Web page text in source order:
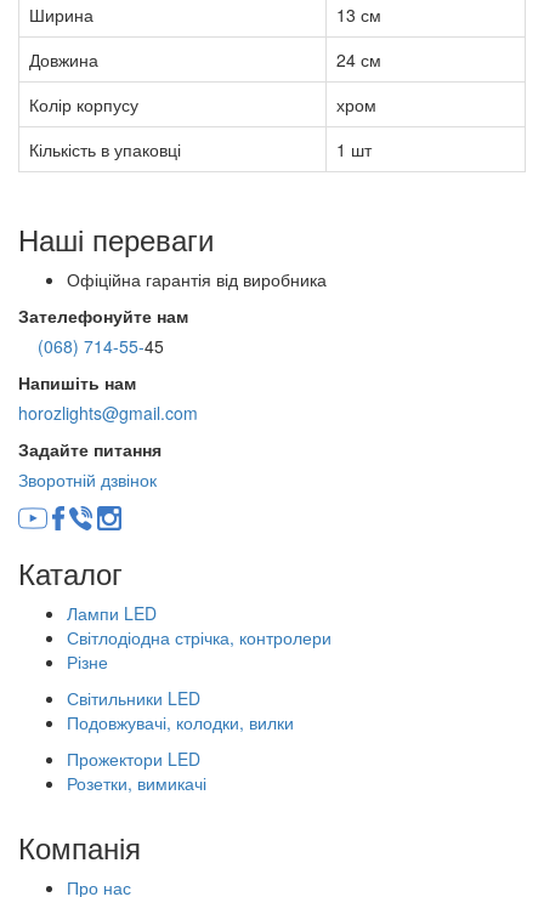
Ширина
13 см
Довжина
24 см
Колір корпусу
хром
Кількість в упаковці
1 шт
Наші переваги
Офіційна гарантія від виробника
Зателефонуйте нам
(068) 714-55-45
Напишіть нам
horozlights@gmail.com
Задайте питання
Зворотній дзвінок
Каталог
Лампи LED
Світлодіодна стрічка, контролери
Різне
Світильники LED
Подовжувачі, колодки, вилки
Прожектори LED
Розетки, вимикачі
Компанія
Про нас